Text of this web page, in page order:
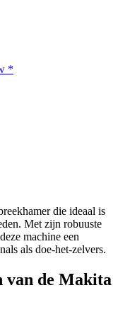
*
die ideaal is
Met zijn robuuste
machine een
als doe-het-zelvers.
van de Makita